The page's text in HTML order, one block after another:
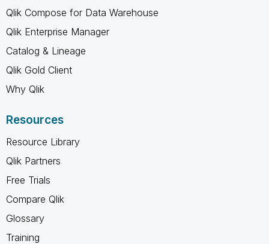
Qlik Compose for Data Warehouse
Qlik Enterprise Manager
Catalog & Lineage
Qlik Gold Client
Why Qlik
Resources
Resource Library
Qlik Partners
Free Trials
Compare Qlik
Glossary
Training